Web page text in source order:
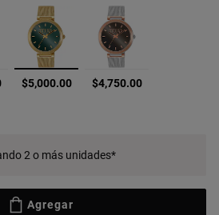
seleccionado
$5,000.00 $4,750.00
2 o más unidades*
Agregar